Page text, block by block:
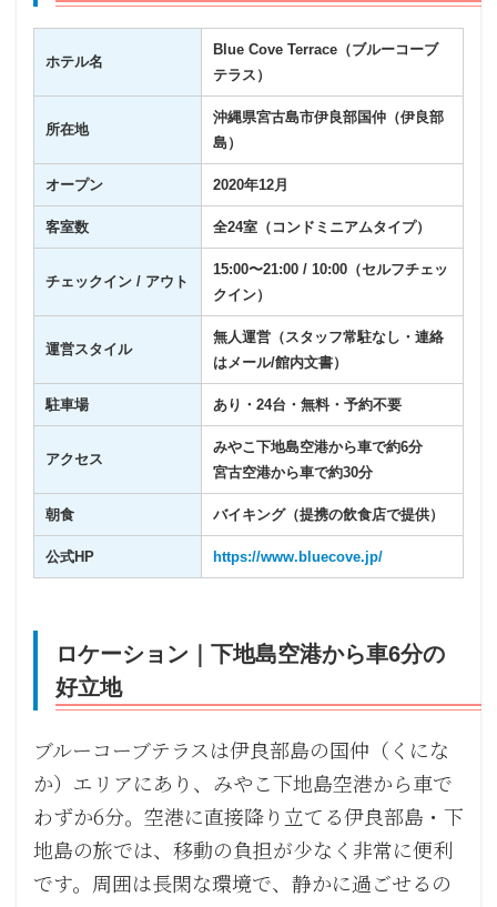
ホテル名
Blue Cove Terrace（ブルーコーブ
テラス）
所在地
沖縄県宮古島市伊良部国仲（伊良部
島）
オープン 2020年12月
客室数 全24室（コンドミニアムタイプ）
チェックイン / アウト
15:00〜21:00 / 10:00（セルフチェッ
クイン）
運営スタイル
無人運営（スタッフ常駐なし・連絡
はメール/館内文書）
駐車場 あり・24台・無料・予約不要
アクセス
みやこ下地島空港から車で約6分
宮古空港から車で約30分
朝食 バイキング（提携の飲食店で提供）
公式HP https://www.bluecove.jp/
ロケーション｜下地島空港から車6分の
好立地
ブルーコーブテラスは伊良部島の国仲（くにな
か）エリアにあり、みやこ下地島空港から車で
わずか6分。空港に直接降り立てる伊良部島・下
地島の旅では、移動の負担が少なく非常に便利
です。周囲は長閑な環境で、静かに過ごせるの